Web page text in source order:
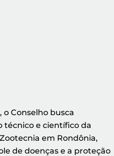
o Conselho busca
técnico e científico da
em Rondônia,
de doenças e a proteção